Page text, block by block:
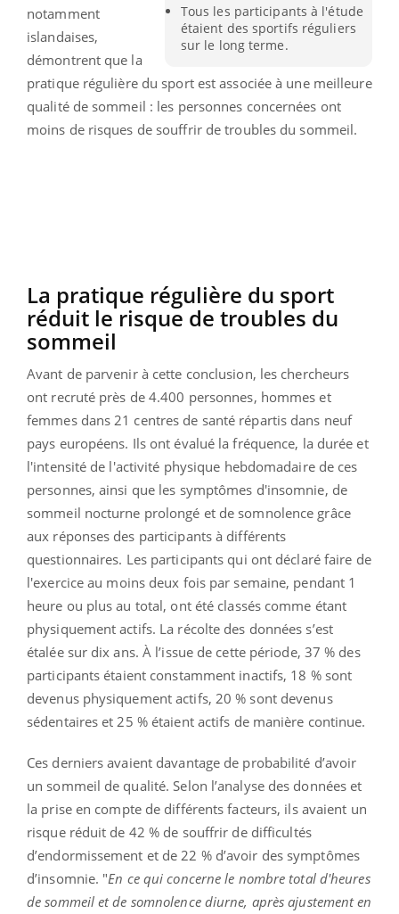
Tous les participants à l'étude
étaient des sportifs réguliers
sur le long terme.
notamment
islandaises,
démontrent que la
pratique régulière du sport est associée à une meilleure
qualité de sommeil : les personnes concernées ont
moins de risques de souffrir de troubles du sommeil.
La pratique régulière du sport
réduit le risque de troubles du
sommeil
Avant de parvenir à cette conclusion, les chercheurs
ont recruté près de 4.400 personnes, hommes et
femmes dans 21 centres de santé répartis dans neuf
pays européens. Ils ont évalué la fréquence, la durée et
l'intensité de l'activité physique hebdomadaire de ces
personnes, ainsi que les symptômes d'insomnie, de
sommeil nocturne prolongé et de somnolence grâce
aux réponses des participants à différents
questionnaires. Les participants qui ont déclaré faire de
l'exercice au moins deux fois par semaine, pendant 1
heure ou plus au total, ont été classés comme étant
physiquement actifs. La récolte des données s’est
étalée sur dix ans. À l’issue de cette période, 37 % des
participants étaient constamment inactifs, 18 % sont
devenus physiquement actifs, 20 % sont devenus
sédentaires et 25 % étaient actifs de manière continue.
Ces derniers avaient davantage de probabilité d’avoir
un sommeil de qualité. Selon l’analyse des données et
la prise en compte de différents facteurs, ils avaient un
risque réduit de 42 % de souffrir de difficultés
d’endormissement et de 22 % d’avoir des symptômes
d’insomnie. "En ce qui concerne le nombre total d'heures
de sommeil et de somnolence diurne, après ajustement en